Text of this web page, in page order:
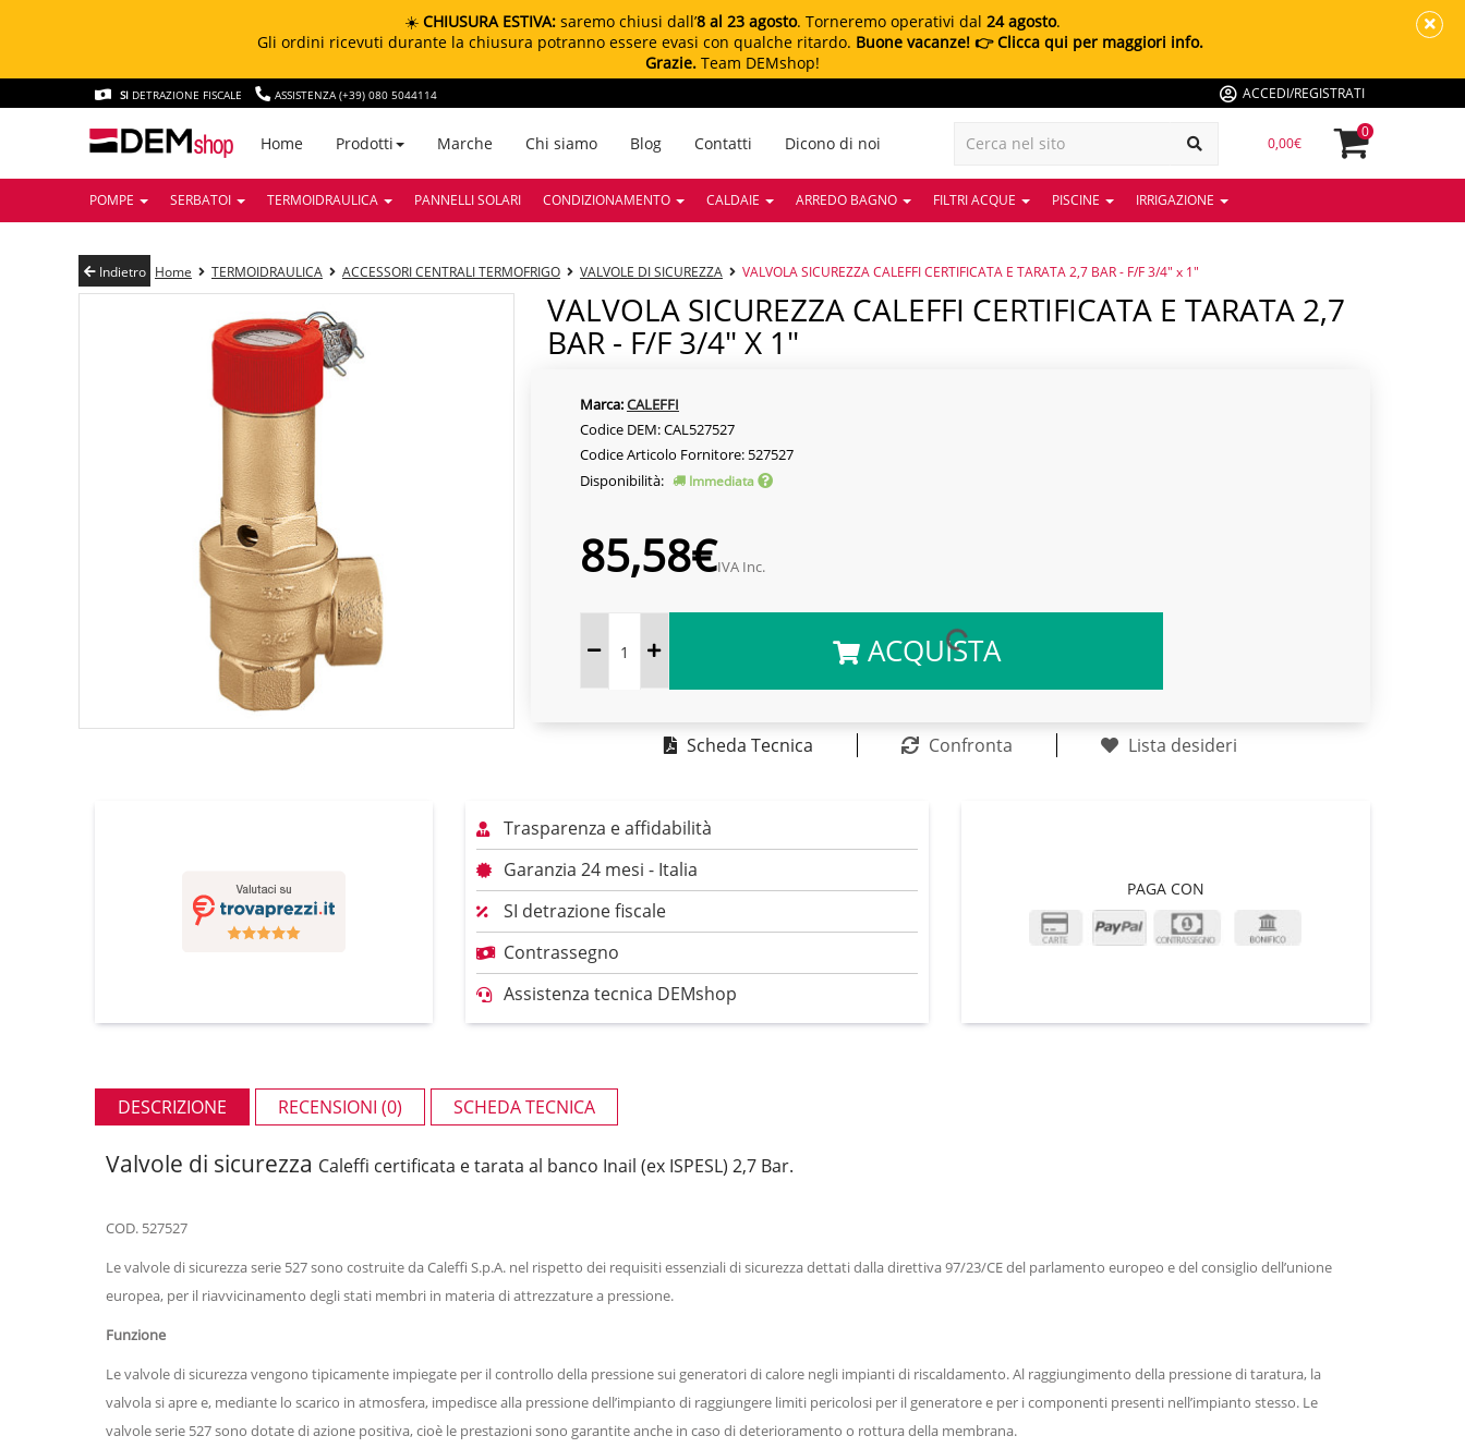
☀️ CHIUSURA ESTIVA: saremo chiusi dall’8 al 23 agosto. Torneremo operativi dal 24 agosto.
Gli ordini ricevuti durante la chiusura potranno essere evasi con qualche ritardo. Buone vacanze! 👉 Clicca qui per maggiori info.
Grazie. Team DEMshop!
SI DETRAZIONE FISCALE ASSISTENZA (+39) 080 5044114 ACCEDI/REGISTRATI
Home Prodotti Marche Chi siamo Blog Contatti Dicono di noi 0,00€
0
POMPE SERBATOI TERMOIDRAULICA PANNELLI SOLARI CONDIZIONAMENTO CALDAIE ARREDO BAGNO FILTRI ACQUE PISCINE IRRIGAZIONE
Indietro Home TERMOIDRAULICA ACCESSORI CENTRALI TERMOFRIGO VALVOLE DI SICUREZZA VALVOLA SICUREZZA CALEFFI CERTIFICATA E TARATA 2,7 BAR - F/F 3/4" x 1"
VALVOLA SICUREZZA CALEFFI CERTIFICATA E TARATA 2,7
BAR - F/F 3/4" X 1"
Marca:CALEFFI
Codice DEM: CAL527527
Codice Articolo Fornitore: 527527
Disponibilità:
Immediata
85,58€IVA Inc.
ACQUISTA
Scheda Tecnica Confronta Lista desideri
Trasparenza e affidabilità
Garanzia 24 mesi - Italia
SI detrazione fiscale
Contrassegno
Assistenza tecnica DEMshop
PAGA CON
DESCRIZIONE RECENSIONI (0) SCHEDA TECNICA
Valvole di sicurezza Caleffi certificata e tarata al banco Inail (ex ISPESL) 2,7 Bar.
COD. 527527
Le valvole di sicurezza serie 527 sono costruite da Caleffi S.p.A. nel rispetto dei requisiti essenziali di sicurezza dettati dalla direttiva 97/23/CE del parlamento europeo e del consiglio dell’unione
europea, per il riavvicinamento degli stati membri in materia di attrezzature a pressione.
Funzione
Le valvole di sicurezza vengono tipicamente impiegate per il controllo della pressione sui generatori di calore negli impianti di riscaldamento. Al raggiungimento della pressione di taratura, la
valvola si apre e, mediante lo scarico in atmosfera, impedisce alla pressione dell’impianto di raggiungere limiti pericolosi per il generatore e per i componenti presenti nell’impianto stesso. Le
valvole serie 527 sono dotate di azione positiva, cioè le prestazioni sono garantite anche in caso di deterioramento o rottura della membrana.